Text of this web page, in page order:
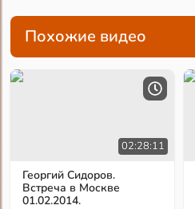
Похожие видео
02:28:11
Георгий Сидоров.
Встреча в Москве
01.02.2014.